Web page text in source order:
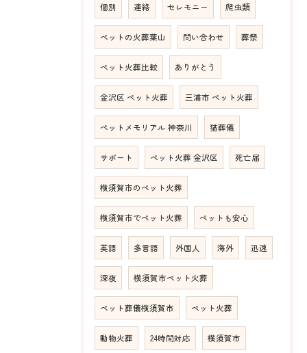
個別 連絡 セレモニー 爬虫類
ペットの火葬葉山 問い合わせ 葬祭
ペット火葬比較 ありがとう
金沢区 ペット火葬 三浦市 ペット火葬
ペットメモリアル 神奈川 猫葬儀
サポート ペット火葬 金沢区 死亡届
横須賀市のペット火葬
横須賀市でペット火葬 ペットも安心
英語 多言語 外国人 海外 迅速
深夜 横須賀市ペット火葬
ペット葬儀横須賀市 ペット火葬
動物火葬 24時間対応 横須賀市